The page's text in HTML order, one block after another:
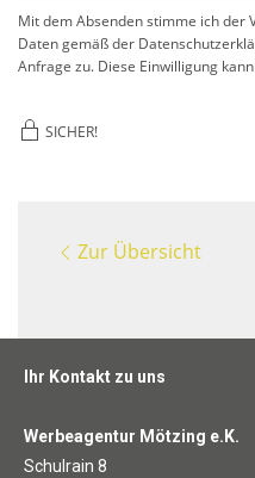
Mit dem Absenden stimme ich der
Daten gemäß der
Anfrage zu. Diese Einwilligung
SICHER!
Zur Übersicht
Ihr Kontakt zu uns
Werbeagentur Mötzing e.K.
Schulrain 8